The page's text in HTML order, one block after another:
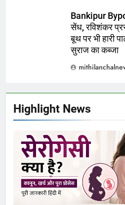
Highlight News
Bankipur
सेंध, रविशंकर
बूथ पर भी हारी
सुराज का कब्जा